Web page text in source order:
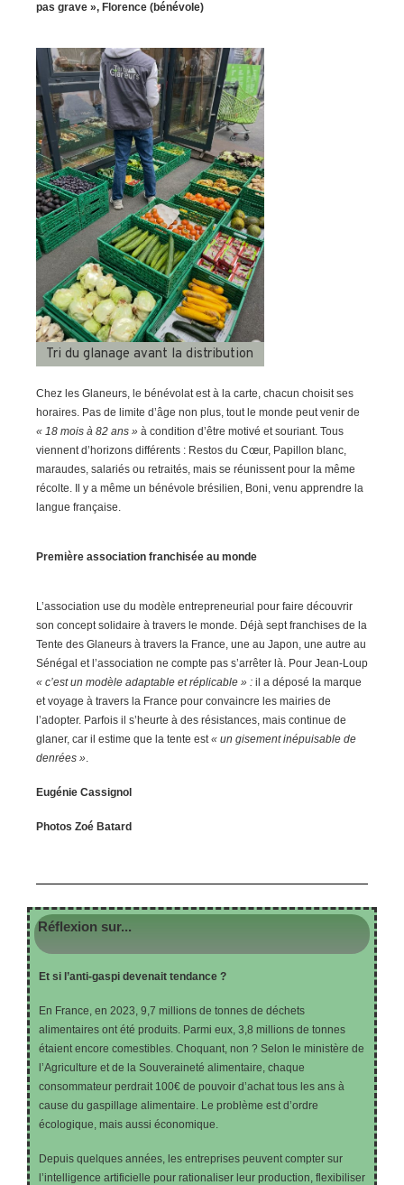
pas grave », Florence (bénévole)
Tri du glanage avant la distribution
Chez les Glaneurs, le bénévolat est à la carte, chacun choisit ses
horaires. Pas de limite d’âge non plus, tout le monde peut venir de
« 18 mois à 82 ans » à condition d’être motivé et souriant. Tous
viennent d’horizons différents : Restos du Cœur, Papillon blanc,
maraudes, salariés ou retraités, mais se réunissent pour la même
récolte. Il y a même un bénévole brésilien, Boni, venu apprendre la
langue française.
Première association franchisée au monde
L’association use du modèle entrepreneurial pour faire découvrir
son concept solidaire à travers le monde. Déjà sept franchises de la
Tente des Glaneurs à travers la France, une au Japon, une autre au
Sénégal et l’association ne compte pas s’arrêter là. Pour Jean-Loup
« c’est un modèle adaptable et réplicable » : il a déposé la marque
et voyage à travers la France pour convaincre les mairies de
l’adopter. Parfois il s’heurte à des résistances, mais continue de
glaner, car il estime que la tente est« un gisement inépuisable de
denrées ».
Eugénie Cassignol
Photos Zoé Batard
Réflexion sur...
Et si l’anti-gaspi devenait tendance ?
En France, en 2023, 9,7 millions de tonnes de déchets
alimentaires ont été produits. Parmi eux, 3,8 millions de tonnes
étaient encore comestibles. Choquant, non ? Selon le ministère de
l’Agriculture et de la Souveraineté alimentaire, chaque
consommateur perdrait 100€ de pouvoir d’achat tous les ans à
cause du gaspillage alimentaire. Le problème est d’ordre
écologique, mais aussi économique.
Depuis quelques années, les entreprises peuvent compter sur
l’intelligence artificielle pour rationaliser leur production, flexibiliser